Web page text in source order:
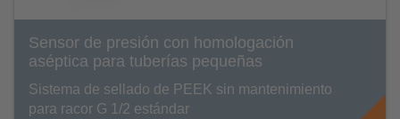
Sensor de presión con homologación
aséptica para tuberías pequeñas
Sistema de sellado de PEEK sin mantenimiento
para racor G 1/2 estándar